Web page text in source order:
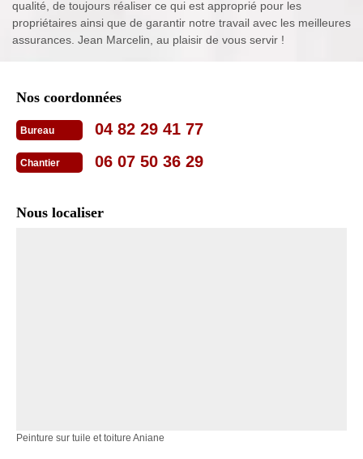
qualité, de toujours réaliser ce qui est approprié pour les
propriétaires ainsi que de garantir notre travail avec les meilleures
assurances. Jean Marcelin, au plaisir de vous servir !
Nos coordonnées
Bureau 04 82 29 41 77
Chantier 06 07 50 36 29
Nous localiser
Peinture sur tuile et toiture Aniane